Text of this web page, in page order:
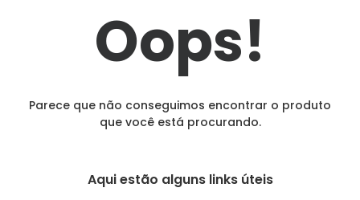
Oops!
Parece que não conseguimos encontrar o produto
que você está procurando.
Aqui estão alguns links úteis